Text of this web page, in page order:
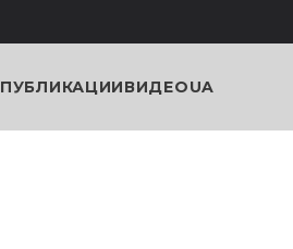
ПУБЛИКАЦИИВИДЕОUA